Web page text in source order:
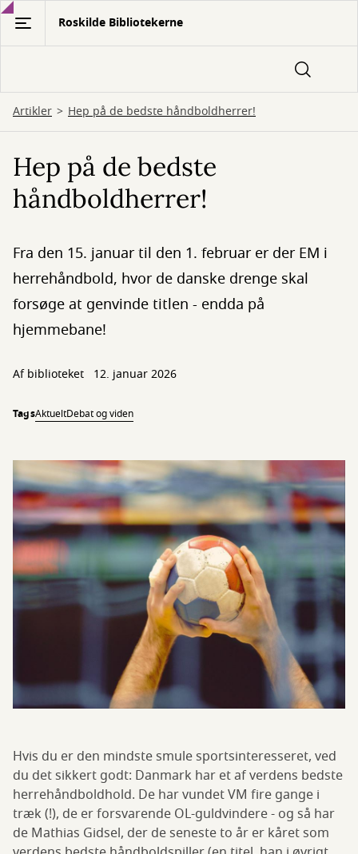
Gå
hovedindhold
Roskilde Bibliotekerne
Artikler Hep på de bedste håndboldherrer!
Hep på de bedste
håndboldherrer!
Fra den 15. januar til den 1. februar er der EM i
herrehåndbold, hvor de danske drenge skal
forsøge at genvinde titlen - endda på
hjemmebane!
Af biblioteket 12. januar 2026
TagsAktueltDebat og viden
Hvis du er den mindste smule sportsinteresseret, ved
du det sikkert godt: Danmark har et af verdens bedste
herrehåndboldhold. De har vundet VM fire gange i
træk (!), de er forsvarende OL-guldvindere - og så har
de Mathias Gidsel, der de seneste to år er kåret som